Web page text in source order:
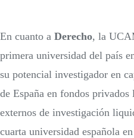
En cuanto a Derecho, la
primera universidad del país
su potencial investigador en
de España en fondos
externos de investigación
cuarta universidad española